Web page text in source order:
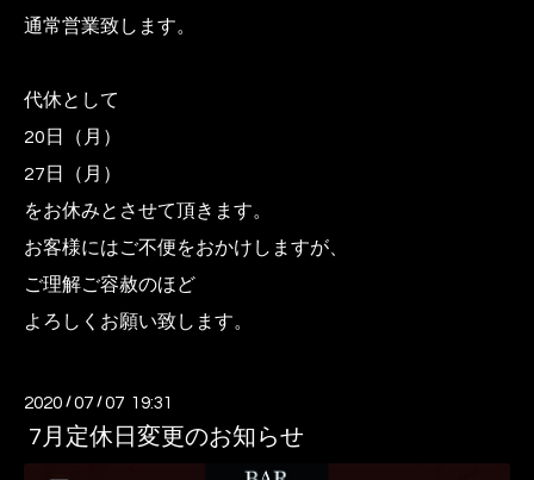
通常営業致します。
代休として
20日（月）
27日（月）
をお休みとさせて頂きます。
お客様にはご不便をおかけしますが、
ご理解ご容赦のほど
よろしくお願い致します。
2020 /07 /07 19:31
7月定休日変更のお知らせ